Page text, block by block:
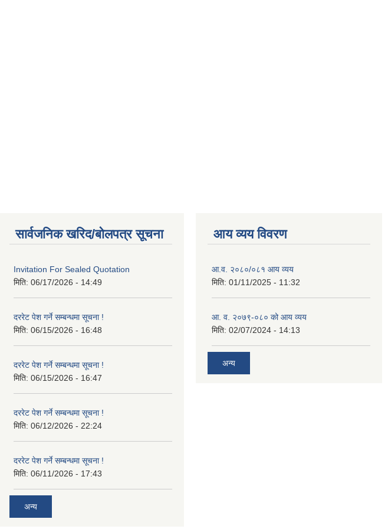
सार्वजनिक खरिद/बोलपत्र सूचना
Invitation For Sealed Quotation
मिति: 06/17/2026 - 14:49
दररेट पेश गर्ने सम्बन्धमा सूचना !
मिति: 06/15/2026 - 16:48
दररेट पेश गर्ने सम्बन्धमा सूचना !
मिति: 06/15/2026 - 16:47
दररेट पेश गर्ने सम्बन्धमा सूचना !
मिति: 06/12/2026 - 22:24
दररेट पेश गर्ने सम्बन्धमा सूचना !
मिति: 06/11/2026 - 17:43
अन्य
आय व्यय विवरण
आ.व. २०८०/०८१ आय व्यय
मिति: 01/11/2025 - 11:32
आ. व. २०७९-०८० को आय व्यय
मिति: 02/07/2024 - 14:13
अन्य